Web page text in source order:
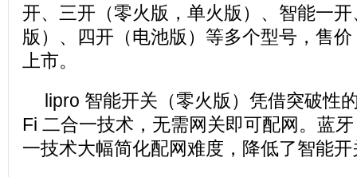
开、三开（零火版，单火版）、智能一
版）、四开（电池版）等多个型号，售
上市。
lipro 智能开关（零火版）凭借突破性
Fi 二合一技术，无需网关即可配网。蓝
一技术大幅简化配网难度，降低了智能